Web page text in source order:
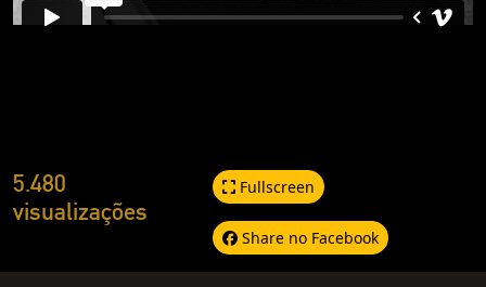
5.480
visualizações
Fullscreen
Share no Facebook